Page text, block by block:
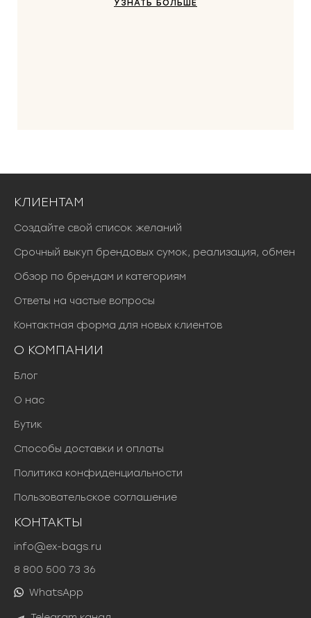
УЗНАТЬ БОЛЬШЕ
КЛИЕНТАМ
Создайте свой список желаний
Срочный выкуп брендовых сумок, реализация, обмен
Обзор по брендам и категориям
Ответы на частые вопросы
Контактная форма для новых клиентов
О КОМПАНИИ
Блог
О нас
Бутик
Способы доставки и оплаты
Политика конфиденциальности
Пользовательское соглашение
КОНТАКТЫ
info@ex-bags.ru
8 800 500 73 36
WhatsApp